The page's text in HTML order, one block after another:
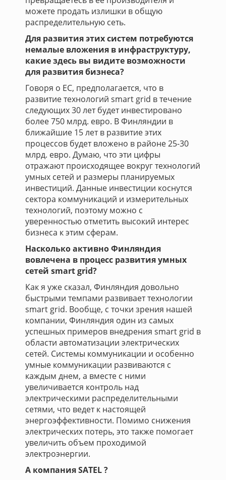
можете продать излишки в общую
распределительную сеть.
Для развития этих систем потребуются
немалые вложения в инфраструктуру,
какие здесь вы видите возможности
для развития бизнеса?
Говоря о ЕС, предполагается, что в
развитие технологий smart grid в течение
следующих 30 лет будет инвестировано
более 750 млрд. евро. В Финляндии в
ближайшие 15 лет в развитие этих
процессов будет вложено в районе 25-30
млрд. евро. Думаю, что эти цифры
отражают происходящее вокруг технологий
умных сетей и размеры планируемых
инвестиций. Данные инвестиции коснутся
сектора коммуникаций и измерительных
технологий, поэтому можно с
уверенностью отметить высокий интерес
бизнеса к этим сферам.
Насколько активно Финляндия
вовлечена в процесс развития умных
сетей smart grid?
Как я уже сказал, Финляндия довольно
быстрыми темпами развивает технологии
smart grid. Вообще, с точки зрения нашей
компании, Финляндия один из самых
успешных примеров внедрения smart grid в
области автоматизации электрических
сетей. Системы коммуникации и особенно
умные коммуникации развиваются с
каждым днем, а вместе с ними
увеличивается контроль над
электрическими распределительными
сетями, что ведет к настоящей
энергоэффективности. Помимо снижения
электрических потерь, это также помогает
увеличить объем проходимой
электроэнергии.
А компания SATEL ?